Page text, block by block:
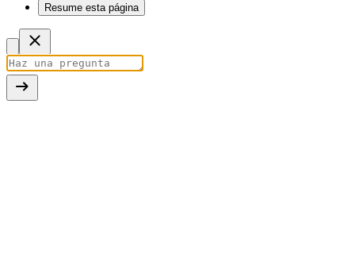
Resume esta página